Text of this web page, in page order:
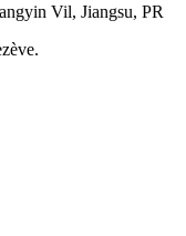
Vil, Jiangsu, PR